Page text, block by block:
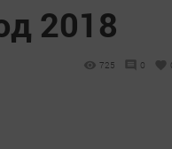
2018
725 0